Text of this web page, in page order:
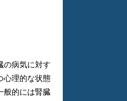
の病気に対す
心理的な状態
般的には腎臓